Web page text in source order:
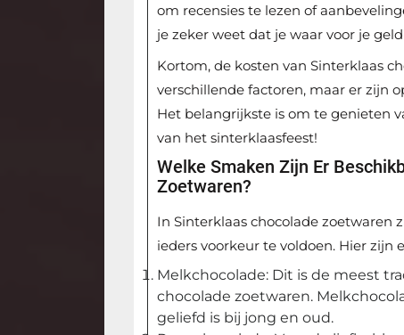
om recensies te lezen of
je zeker weet dat je waar voor je
Kortom, de kosten van Sinterklaas
verschillende factoren, maar er zijn
Het belangrijkste is om te genieten
van het sinterklaasfeest!
Welke Smaken Zijn Er
Zoetwaren?
In Sinterklaas chocolade zoetwaren
ieders voorkeur te voldoen. Hier zijn
Melkchocolade: Dit is de meest
chocolade zoetwaren.
geliefd is bij jong en oud.